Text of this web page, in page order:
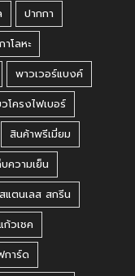
ปากกา
าโลหะ
พาวเวอร์แบงค์
โครงไฟเบอร์
สินค้าพรีเมี่ยม
ความเย็น
แตนเลส สกรีน
ก้วเชค
การ์ด